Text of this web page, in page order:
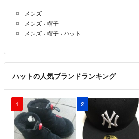
メンズ
メンズ › 帽子
メンズ › 帽子 › ハット
ハットの人気ブランドランキング
1 2